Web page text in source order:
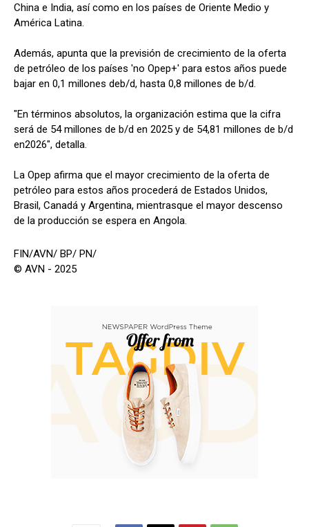
China e India, así como en los países de Oriente Medio y
América Latina.
Además, apunta que la previsión de crecimiento de la oferta
de petróleo de los países 'no Opep+' para estos años puede
bajar en 0,1 millones deb/d, hasta 0,8 millones de b/d.
"En términos absolutos, la organización estima que la cifra
será de 54 millones de b/d en 2025 y de 54,81 millones de b/d
en2026", detalla.
La Opep afirma que el mayor crecimiento de la oferta de
petróleo para estos años procederá de Estados Unidos,
Brasil, Canadá y Argentina, mientrasque el mayor descenso
de la producción se espera en Angola.
FIN/AVN/ BP/ PN/
© AVN - 2025